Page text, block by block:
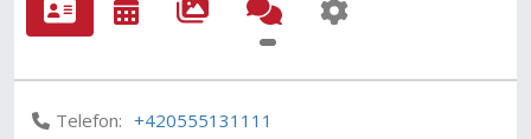
Telefon: +420555131111